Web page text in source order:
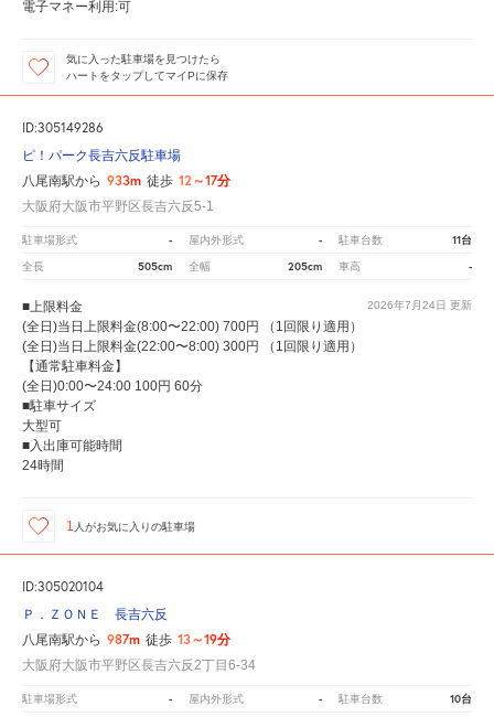
電子マネー利用:可
気に入った駐車場を見つけたら
ハートをタップしてマイPに保存
ID:305149286
ピ！パーク長吉六反駐車場
八尾南駅から 933m 徒歩 12～17分
大阪府大阪市平野区長吉六反5-1
駐車場形式 - 屋内外形式 - 駐車台数 11台
全長 505cm 全幅 205cm 車高 -
2026年7月24日 更新
■上限料金
(全日)当日上限料金(8:00〜22:00) 700円 （1回限り適用）
(全日)当日上限料金(22:00〜8:00) 300円 （1回限り適用）
【通常駐車料金】
(全日)0:00〜24:00 100円 60分
■駐車サイズ
大型可
■入出庫可能時間
24時間
1 人がお気に入りの駐車場
ID:305020104
Ｐ．ＺＯＮＥ 長吉六反
八尾南駅から 987m 徒歩 13～19分
大阪府大阪市平野区長吉六反2丁目6-34
駐車場形式 - 屋内外形式 - 駐車台数 10台